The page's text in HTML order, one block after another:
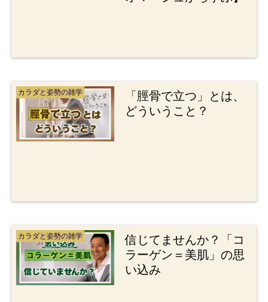
カラダと姿勢の雑学
「脛骨で立つ」とは、
どういうこと？
カラダと姿勢の雑学
信じてませんか？「コ
ラーゲン＝美肌」の思
い込み